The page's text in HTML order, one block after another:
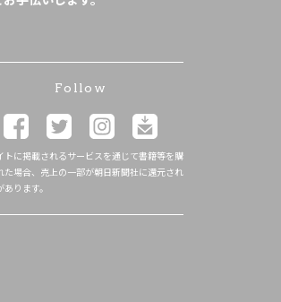
Follow
トに掲載されるサービスを通じて書籍等を購
た場合、売上の一部が朝日新聞社に還元され
あります。